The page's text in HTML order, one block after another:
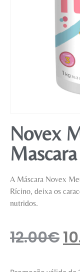
Novex
A Máscara Novex
Rícino, deixa os
nutridos.
12.00€